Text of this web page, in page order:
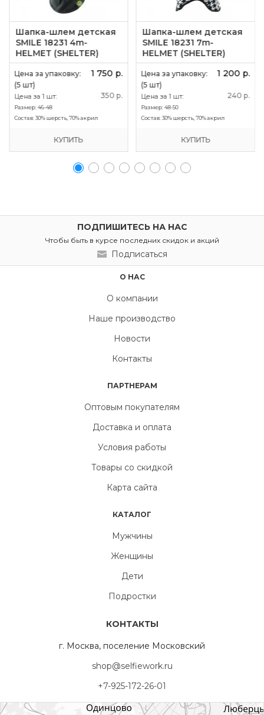
Шапка-шлем детская
SMILE 18231 4m-
HELMET (SHELTER)
Цена за упаковку: 1 750 р.
(5 шт)
Цена за 1 шт: 350 р.
Размер:46-48
Состав: 30% шерсть, 70% акрил
КУПИТЬ
Шапка-шлем детская
SMILE 18231 7m-
HELMET (SHELTER)
Цена за упаковку: 1 200 р.
(5 шт)
Цена за 1 шт: 240 р.
Размер:48-50
Состав: 30% шерсть, 70% акрил
КУПИТЬ
ПОДПИШИТЕСЬ НА НАС
Чтобы быть в курсе последних скидок и акций
Подписаться
О НАС
О компании
Наше производство
Новости
Контакты
ПАРТНЕРАМ
Оптовым покупателям
Доставка и оплата
Условия работы
Товары со скидкой
Карта сайта
КАТАЛОГ
Мужчины
Женщины
Дети
Подростки
КОНТАКТЫ
г. Москва, поселение Московский
shop@selfiework.ru
+7-925-172-26-01